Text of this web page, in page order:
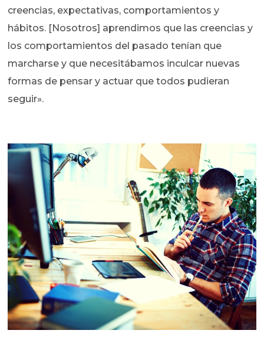
creencias, expectativas, comportamientos y
hábitos. [Nosotros] aprendimos que las creencias y
los comportamientos del pasado tenían que
marcharse y que necesitábamos inculcar nuevas
formas de pensar y actuar que todos pudieran
seguir».